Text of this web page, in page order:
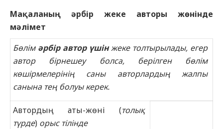
Мақаланың әрбір жеке авторы жөнінде
мәлімет
Бөлім әрбір автор үшінжеке толтырылады, егер
автор бірнешеу болса, берілген бөлім
көшірмелерінің саны авторлардың жалпы
санына тең болуыкерек.
Автордың аты-жөні (толық
түрде) орыс тілінде